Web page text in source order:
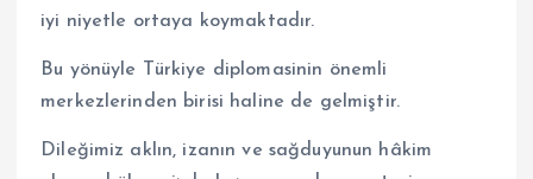
iyi niyetle ortaya koymaktadır.
Bu yönüyle Türkiye diplomasinin önemli
merkezlerinden birisi haline de gelmiştir.
Dileğimiz aklın, izanın ve sağduyunun hâkim